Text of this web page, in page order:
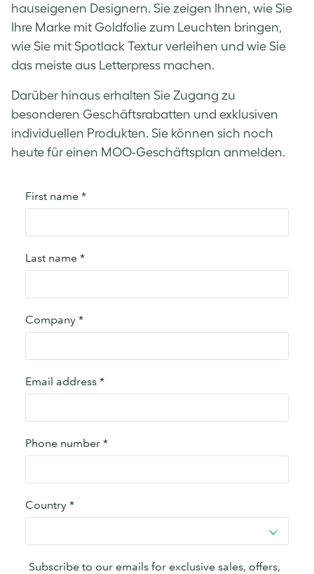
hauseigenen Designern. Sie zeigen Ihnen, wie Sie
Ihre Marke mit Goldfolie zum Leuchten bringen,
wie Sie mit Spotlack Textur verleihen und wie Sie
das meiste aus Letterpress machen.
Darüber hinaus erhalten Sie Zugang zu
besonderen Geschäftsrabatten und exklusiven
individuellen Produkten. Sie können sich noch
heute für einen MOO-Geschäftsplan anmelden.